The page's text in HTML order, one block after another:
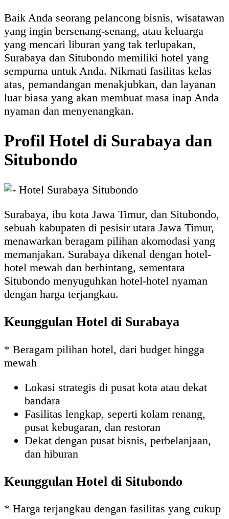
Baik Anda seorang pelancong bisnis, wisatawan
yang ingin bersenang-senang, atau keluarga
yang mencari liburan yang tak terlupakan,
Surabaya dan Situbondo memiliki hotel yang
sempurna untuk Anda. Nikmati fasilitas kelas
atas, pemandangan menakjubkan, dan layanan
luar biasa yang akan membuat masa inap Anda
nyaman dan menyenangkan.
Profil Hotel di Surabaya dan
Situbondo
Surabaya, ibu kota Jawa Timur, dan Situbondo,
sebuah kabupaten di pesisir utara Jawa Timur,
menawarkan beragam pilihan akomodasi yang
memanjakan. Surabaya dikenal dengan hotel-
hotel mewah dan berbintang, sementara
Situbondo menyuguhkan hotel-hotel nyaman
dengan harga terjangkau.
Keunggulan Hotel di Surabaya
* Beragam pilihan hotel, dari budget hingga
mewah
Lokasi strategis di pusat kota atau dekat
bandara
Fasilitas lengkap, seperti kolam renang,
pusat kebugaran, dan restoran
Dekat dengan pusat bisnis, perbelanjaan,
dan hiburan
Keunggulan Hotel di Situbondo
* Harga terjangkau dengan fasilitas yang cukup